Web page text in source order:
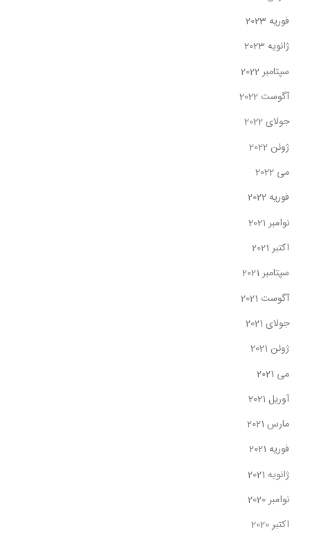
فوریه 2023
ژانویه 2023
سپتامبر 2022
آگوست 2022
جولای 2022
ژوئن 2022
می 2022
فوریه 2022
نوامبر 2021
اکتبر 2021
سپتامبر 2021
آگوست 2021
جولای 2021
ژوئن 2021
می 2021
آوریل 2021
مارس 2021
فوریه 2021
ژانویه 2021
نوامبر 2020
اکتبر 2020